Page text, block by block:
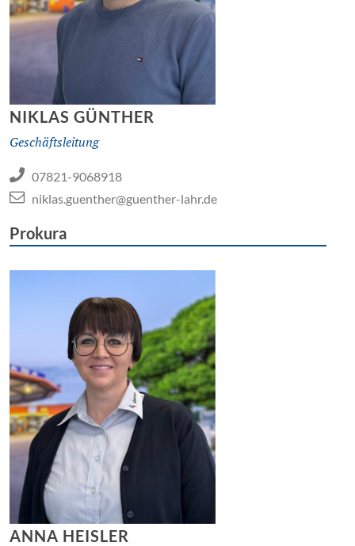
NIKLAS GÜNTHER
Geschäftsleitung
07821-9068918
niklas.guenther@guenther-lahr.de
Prokura
ANNA HEISLER